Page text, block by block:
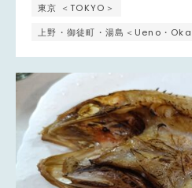
東京 ＜TOKYO＞
上野・御徒町・湯島＜Ueno・